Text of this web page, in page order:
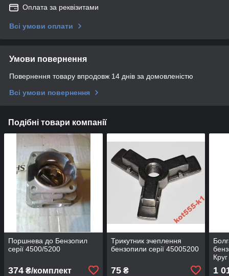
Оплата за реквізитами
Всі умови оплати
Умови повернення
Повернення товару впродовж 14 днів за домовленістю
Всі умови повернення
Подібні товари компанії
Поршнева до Бензопил
серії 4500/5200
374 ₴/комплект
Трикутник зчеплення
бензопили серії 45005200
75₴ 1